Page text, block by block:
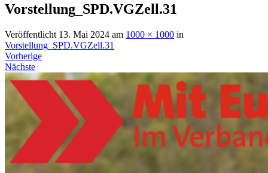
Vorstellung_SPD.VGZell.31
Veröffentlicht 13. Mai 2024 am 1000 × 1000 in
Vorstellung_SPD.VGZell.31
Vorherige
Nächste